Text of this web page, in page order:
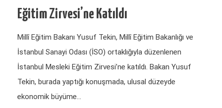
Eğitim Zirvesi’ne Katıldı
Millî Eğitim Bakanı Yusuf Tekin, Millî Eğitim Bakanlığı ve
İstanbul Sanayi Odası (İSO) ortaklığıyla düzenlenen
İstanbul Mesleki Eğitim Zirvesi’ne katıldı. Bakan Yusuf
Tekin, burada yaptığı konuşmada, ulusal düzeyde
ekonomik büyüme…